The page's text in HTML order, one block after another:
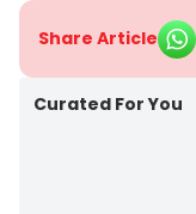
Share Article
Curated For You